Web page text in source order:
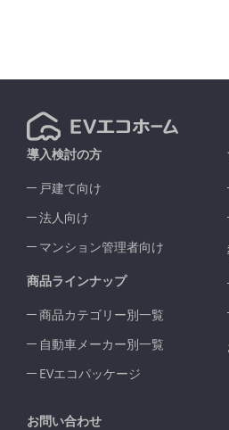
導入検討の方
戸建て向け
法人向け
マンション管理者向け
商品ラインナップ
商品カテゴリー別一覧
自動車メーカー別一覧
EVエコパッケージ
お問い合わせ